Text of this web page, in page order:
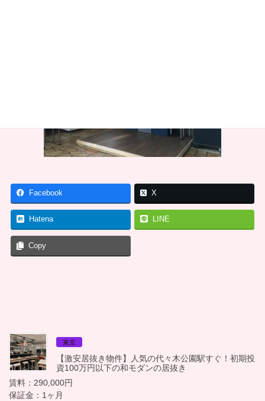
Facebook X
Hatena LINE
Copy
東京
【激安居抜き物件】人気の代々木公園駅すぐ！初期投
資100万円以下の和モダンの居抜き
賃料：290,000円
保証金：1ヶ月